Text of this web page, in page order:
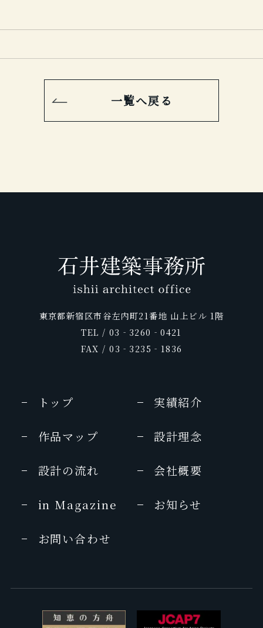
一覧へ戻る
東京都新宿区市谷左内町21番地 山上ビル 1階
TEL / 03‐3260‐0421
FAX / 03‐3235‐1836
トップ 実績紹介
作品マップ 設計理念
設計の流れ 会社概要
in Magazine お知らせ
お問い合わせ